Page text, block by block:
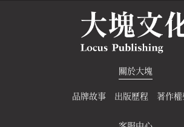
關於大塊
品牌故事 出版歷程 著作